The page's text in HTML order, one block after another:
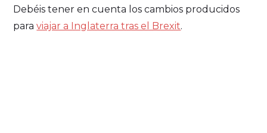
Debéis tener en cuenta los cambios producidos
paraviajar a Inglaterra tras el Brexit.